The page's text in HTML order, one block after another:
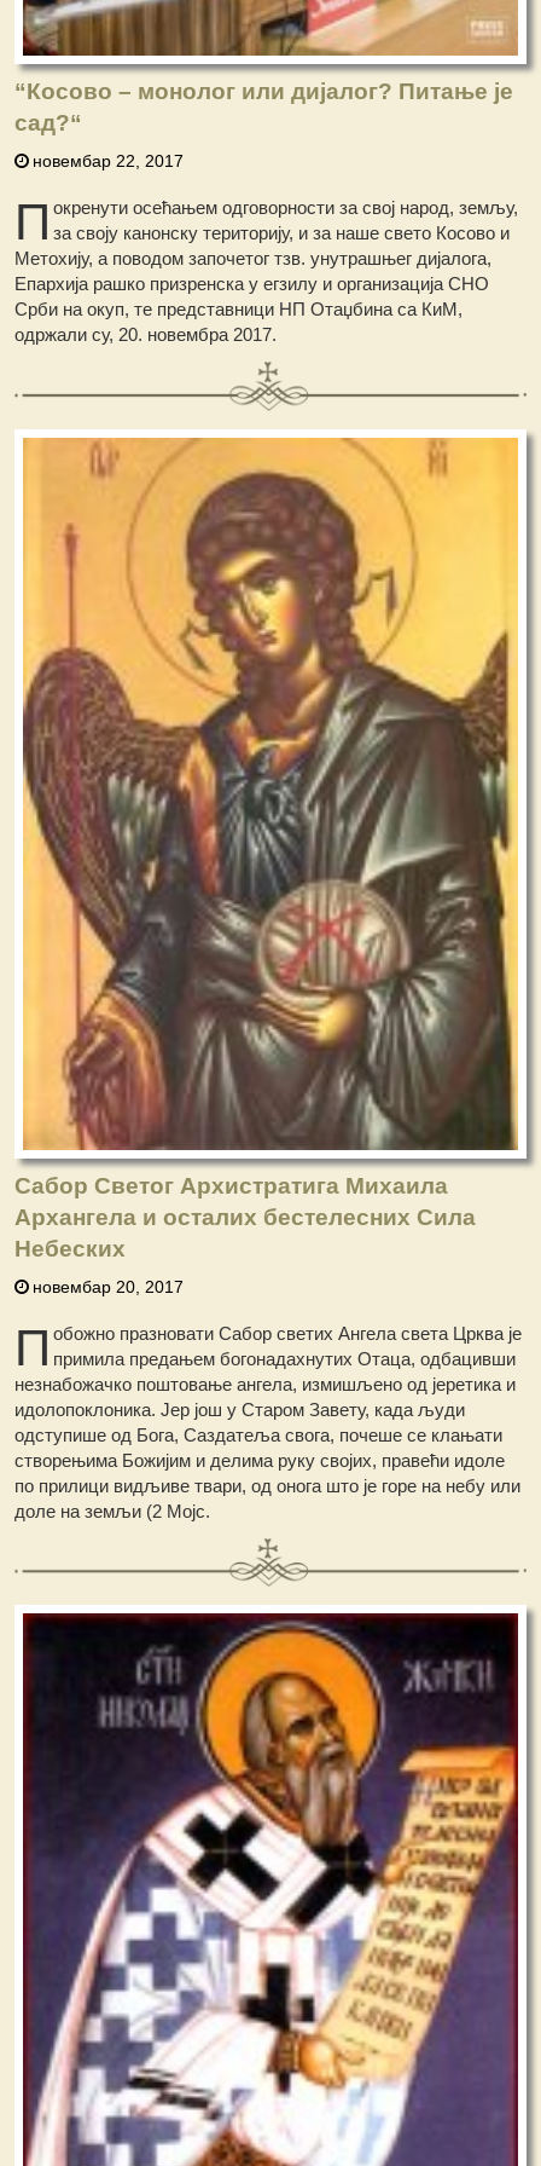
“Косово – монолог или дијалог? Питање је
сад?“
новембар 22, 2017
П окренути осећањем одговорности за свој народ, земљу,
за своју канонску територију, и за наше свето Косово и
Метохију, а поводом започетог тзв. унутрашњег дијалога,
Епархија рашко призренска у егзилу и организација СНО
Срби на окуп, те представници НП Отаџбина са КиМ,
одржали су, 20. новембра 2017.
Сабор Светог Архистратига Михаила
Архангела и осталих бестелесних Сила
Небеских
новембар 20, 2017
П обожно празновати Сабор светих Ангела света Црква је
примила предањем богонадахнутих Отаца, одбацивши
незнабожачко поштовање ангела, измишљено од јеретика и
идолопоклоника. Јер још у Старом Завету, када људи
одступише од Бога, Саздатеља свога, почеше се клањати
створењима Божијим и делима руку својих, правећи идоле
по прилици видљиве твари, од онога што је горе на небу или
доле на земљи (2 Мојс.